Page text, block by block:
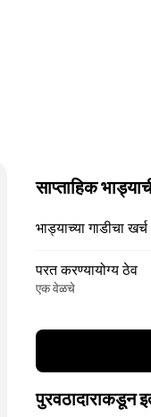
साप्ताहिक
भाड्याच्या गाडीचा खर्च
परत करण्यायोग्य ठेव
एक वेळचे
पुरवठादाराकडून